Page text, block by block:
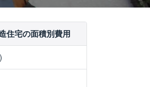
住宅の面積別費用